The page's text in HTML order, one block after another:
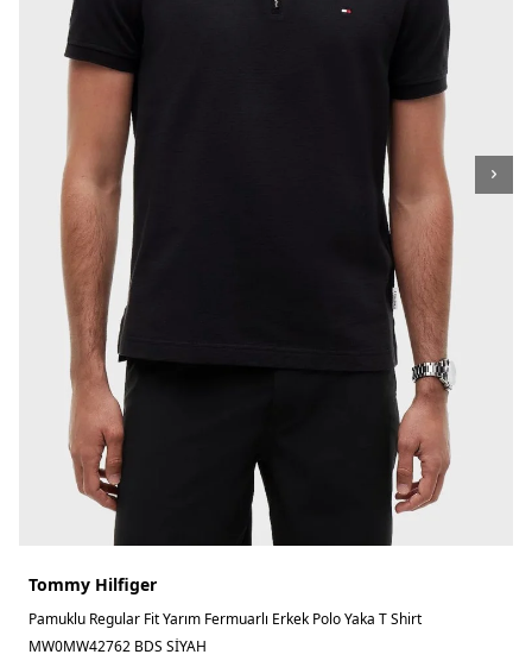
Tommy Hilfiger
Pamuklu Regular Fit Yarım Fermuarlı Erkek Polo Yaka T Shirt
MW0MW42762 BDS SİYAH